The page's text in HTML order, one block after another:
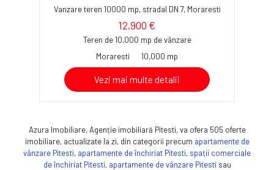
Vanzare teren 10000 mp, stradal DN 7, Moraresti
12,900 €
Teren de 10,000 mp de vânzare
Moraresti
10,000 mp
Vezi mai multe detalii
Azura Imobiliare, Agenție imobiliară Pitesti, va ofera 505 oferte
imobiliare, actualizate la zi, din categorii precum apartamente de
vânzare Pitesti, apartamente de închiriat Pitesti, spații comerciale
de închiriat Pitesti, apartamente de vânzare Pitesti sau